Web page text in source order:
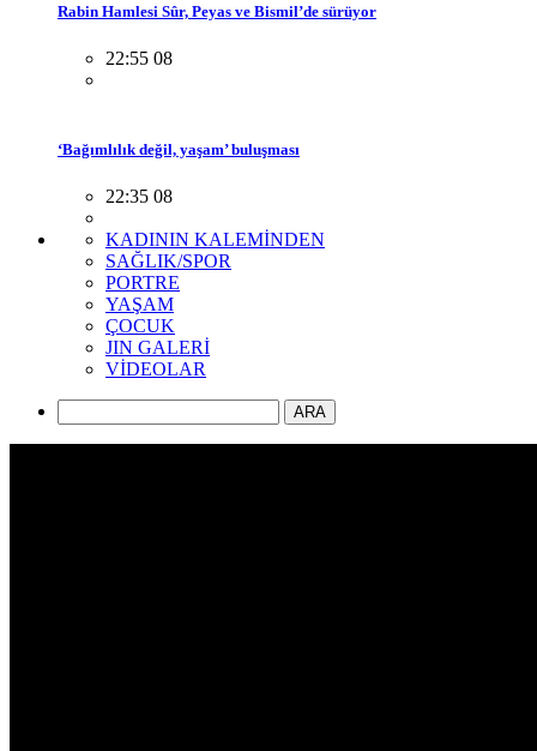
Rabin Hamlesi Sûr, Peyas ve Bismil’de sürüyor
22:55 08
‘Bağımlılık değil, yaşam’ buluşması
22:35 08
KADININ KALEMİNDEN
SAĞLIK/SPOR
PORTRE
YAŞAM
ÇOCUK
JIN GALERİ
VİDEOLAR
ARA